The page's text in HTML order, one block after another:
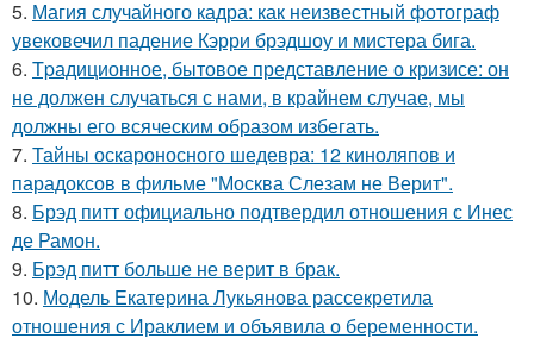
5. Магия случайного кадра: как неизвестный фотограф
увековечил падение Кэрри брэдшоу и мистера бига.
6. Tpадиционное, бытовое представление о кризисе: он
не должен случаться с нами, в крайнем случае, мы
должны его всяческим образом избегать.
7. Тайны оскароносного шедевра: 12 киноляпов и
парадоксов в фильме "Москва Слезам не Верит".
8. Брэд питт официально подтвердил отношения с Инес
де Рамон.
9. Брэд питт больше не верит в брак.
10. Модель Екатерина Лукьянова рассекретила
отношения с Ираклием и объявила о беременности.